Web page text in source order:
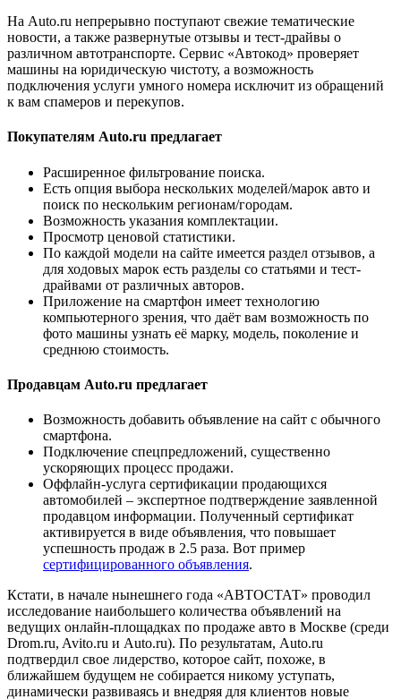
На Auto.ru непрерывно поступают свежие тематические
новости, а также развернутые отзывы и тест-драйвы о
различном автотранспорте. Сервис «Автокод» проверяет
машины на юридическую чистоту, а возможность
подключения услуги умного номера исключит из обращений
к вам спамеров и перекупов.
Покупателям Auto.ru предлагает
Расширенное фильтрование поиска.
Есть опция выбора нескольких моделей/марок авто и
поиск по нескольким регионам/городам.
Возможность указания комплектации.
Просмотр ценовой статистики.
По каждой модели на сайте имеется раздел отзывов, а
для ходовых марок есть разделы со статьями и тест-
драйвами от различных авторов.
Приложение на смартфон имеет технологию
компьютерного зрения, что даёт вам возможность по
фото машины узнать её марку, модель, поколение и
среднюю стоимость.
Продавцам Auto.ru предлагает
Возможность добавить объявление на сайт с обычного
смартфона.
Подключение спецпредложений, существенно
ускоряющих процесс продажи.
Оффлайн-услуга сертификации продающихся
автомобилей – экспертное подтверждение заявленной
продавцом информации. Полученный сертификат
активируется в виде объявления, что повышает
успешность продаж в 2.5 раза. Вот пример
сертифицированного объявления.
Кстати, в начале нынешнего года «АВТОСТАТ» проводил
исследование наибольшего количества объявлений на
ведущих онлайн-площадках по продаже авто в Москве (среди
Drom.ru, Avito.ru и Auto.ru). По результатам, Auto.ru
подтвердил свое лидерство, которое сайт, похоже, в
ближайшем будущем не собирается никому уступать,
динамически развиваясь и внедряя для клиентов новые